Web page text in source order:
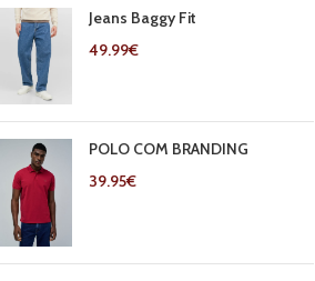
Jeans Baggy Fit
49.99€
POLO COM BRANDING
39.95€